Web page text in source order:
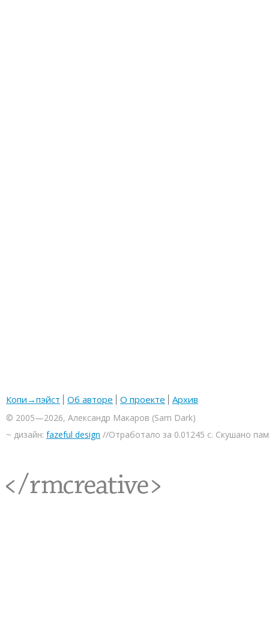
Копи→пэйст Об авторе О проекте Архив
© 2005—2026, Александр Макаров (Sam Dark)
~ дизайн: fazeful design //Отработало за 0.01245 с. Скушано
<rmcreative/>